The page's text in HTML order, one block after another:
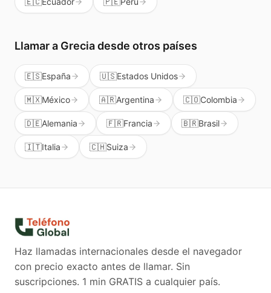
Llamar a Greciadesde otros países
🇪🇸España 🇺🇸Estados Unidos
🇲🇽México 🇦🇷Argentina 🇨🇴Colombia
🇩🇪Alemania 🇫🇷Francia 🇧🇷Brasil
🇮🇹Italia 🇨🇭Suiza
Haz llamadas internacionales desde el navegador
con precio exacto antes de llamar. Sin
suscripciones. 1 min GRATIS a cualquier país.